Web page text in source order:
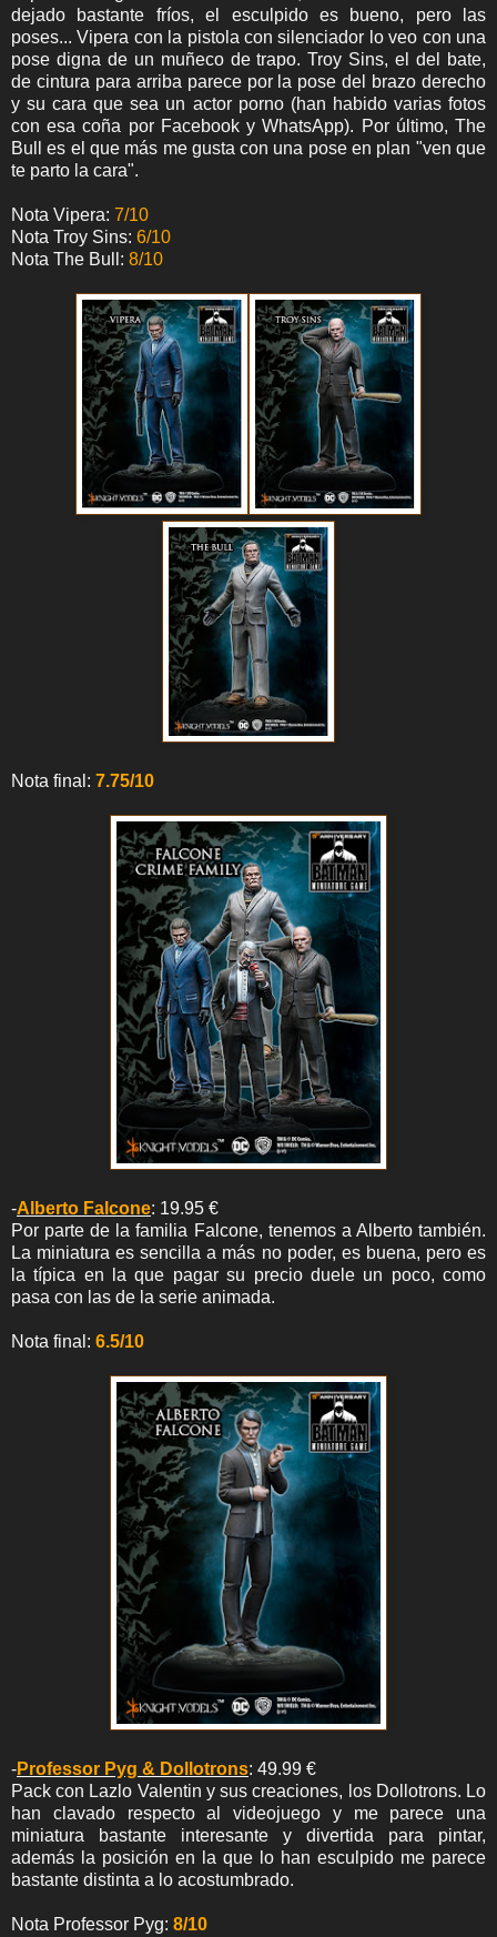
dejado bastante fríos, el esculpido es bueno, pero las
poses... Vipera con la pistola con silenciador lo veo con una
pose digna de un muñeco de trapo. Troy Sins, el del bate,
de cintura para arriba parece por la pose del brazo derecho
y su cara que sea un actor porno (han habido varias fotos
con esa coña por Facebook y WhatsApp). Por último, The
Bull es el que más me gusta con una pose en plan "ven que
te parto la cara".
Nota Vipera: 7/10
Nota Troy Sins: 6/10
Nota The Bull: 8/10
Nota final: 7.75/10
-Alberto Falcone: 19.95 €
Por parte de la familia Falcone, tenemos a Alberto también.
La miniatura es sencilla a más no poder, es buena, pero es
la típica en la que pagar su precio duele un poco, como
pasa con las de la serie animada.
Nota final: 6.5/10
-Professor Pyg & Dollotrons: 49.99 €
Pack con Lazlo Valentin y sus creaciones, los Dollotrons. Lo
han clavado respecto al videojuego y me parece una
miniatura bastante interesante y divertida para pintar,
además la posición en la que lo han esculpido me parece
bastante distinta a lo acostumbrado.
Nota Professor Pyg: 8/10